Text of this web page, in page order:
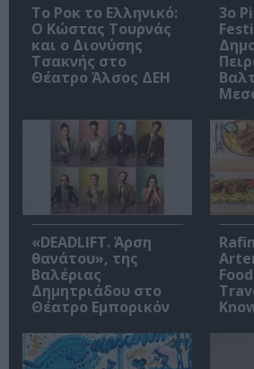
Το Ροκ το Ελληνικό:
Ο Κώστας Τουρνάς
και ο Διονύσης
Τσακνής στο
Θέατρο Άλσος ΔΕΗ
3o
«DEADLIFT. Άρση
θανάτου», της
Βαλέριας
Δημητριάδου στο
Θέατρο Εμπορικόν